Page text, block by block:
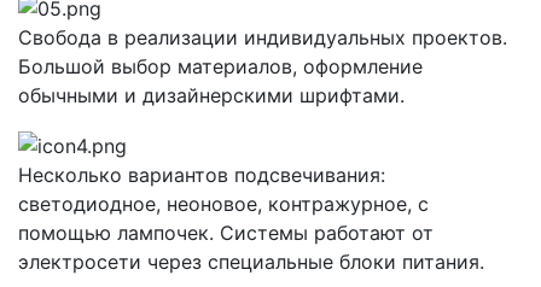
Свобода в реализации индивидуальных проектов.
Большой выбор материалов, оформление
обычными и дизайнерскими шрифтами.
Несколько вариантов подсвечивания:
светодиодное, неоновое, контражурное, с
помощью лампочек. Системы работают от
электросети через специальные блоки питания.